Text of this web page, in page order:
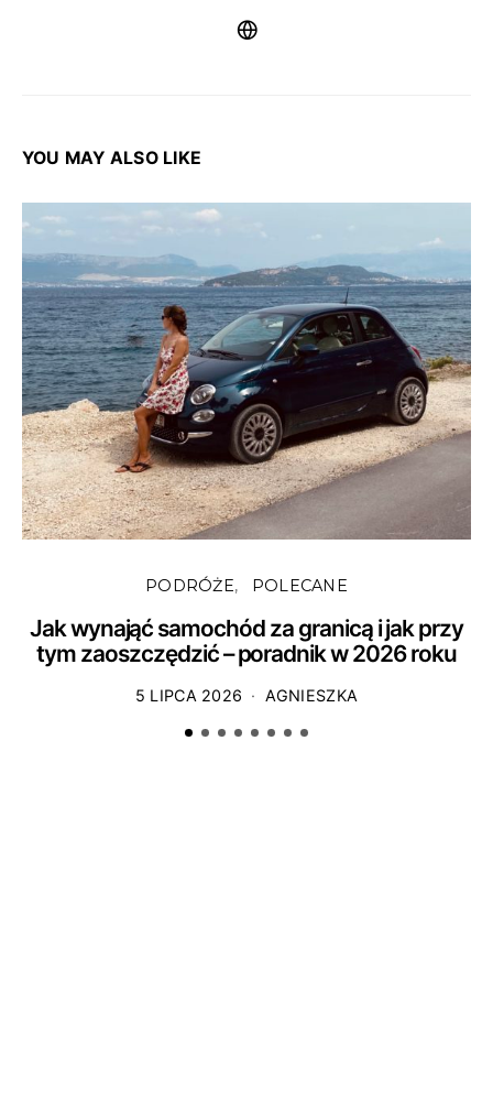
YOU MAY ALSO LIKE
PODRÓŻE POLECANE
Jak wynająć samochód za granicą i jak przy
tym zaoszczędzić – poradnik w 2026 roku
5 LIPCA 2026 AGNIESZKA